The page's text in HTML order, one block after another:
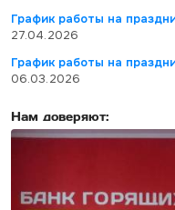
График работы на
27.04.2026
График работы на
06.03.2026
Нам доверяют: